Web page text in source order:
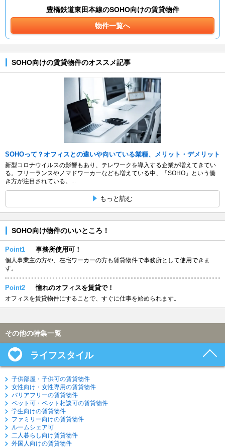
豊橋鉄道東田本線のSOHO向けの賃貸物件
物件一覧へ
SOHO向けの賃貸物件のオススメ記事
SOHOって？オフィスとの違いや向いている業種、メリット・デメリット
新型コロナウイルスの影響もあり、テレワークを導入する企業が増えてきてい
る。フリーランスやノマドワーカーなども増えている中、「SOHO」という働
き方が注目されている。...
もっと読む
SOHO向け物件のいいところ！
Point1 事務所使用可！
個人事業主の方や、在宅ワーカーの方も賃貸物件で事務所として使用できま
す。
Point2 憧れのオフィスを賃貸で！
オフィスを賃貸物件にすることで、すぐに仕事を始められます。
その他の特集一覧
ライフスタイル
子供部屋・子供可の賃貸物件
女性向け・女性専用の賃貸物件
バリアフリーの賃貸物件
ペット可・ペット相談可の賃貸物件
学生向けの賃貸物件
ファミリー向けの賃貸物件
ルームシェア可
二人暮らし向け賃貸物件
外国人向けの賃貸物件